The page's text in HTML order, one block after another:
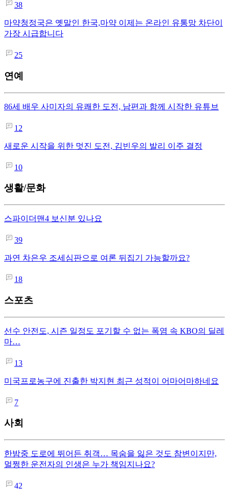
38
마약청정국은 옛말인 한국,마약 이제는 온라인 유통망 차단이
가장 시급합니다
25
연예
86세 배우 사미자의 유쾌한 도전, 남편과 함께 시작한 유튜브
12
새로운 시작을 위한 멋진 도전, 김빈우의 발리 이주 결정
10
생활/문화
스파이더맨4 보신분 있나요
39
과연 차은우 조세심판으로 여론 뒤집기 가능할까요?
18
스포츠
선수 안전도, 시즌 일정도 포기할 수 없는 폭염 속 KBO의 딜레
마…
13
미국프로농구에 진출한 박지현 최근 성적이 어마어마하네요
7
사회
한밤중 도로에 뛰어든 취객… 목숨을 잃은 것도 참변이지만,
멀쩡한 운전자의 인생은 누가 책임지나요?
42